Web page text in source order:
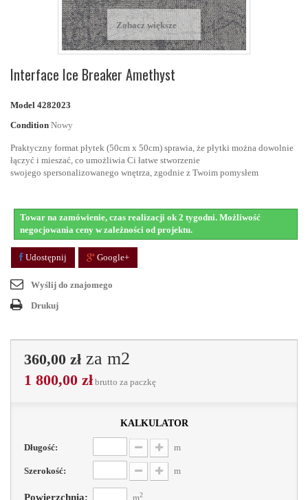
Zobacz większe
Interface Ice Breaker Amethyst
Model 4282023
Condition Nowy
Praktyczny format płytek (50cm x 50cm) sprawia, że płytki można dowolnie
łączyć i mieszać, co umożliwia Ci łatwe stworzenie
swojego spersonalizowanego wnętrza, zgodnie z Twoim pomysłem
Towar na zamówienie, czas realizacji ok 2 tygodni. Możliwość
negocjowania ceny w zależności od projektu.
Udostępnij Google+
Wyślij do znajomego
Drukuj
360,00 zł za m2
1 800,00 zł brutto za paczkę
kalkulator
Długość: m
Szerokość: m
Powierzchnia: m2